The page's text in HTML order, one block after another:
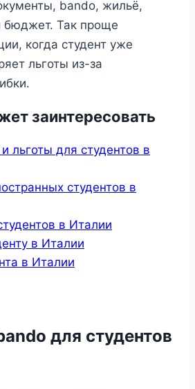
bando, жильё,
бюджет. Так проще
когда студент уже
льготы из-за
заинтересовать
льготы для студентов в
студентов в
в Италии
в Италии
в Италии
для студентов